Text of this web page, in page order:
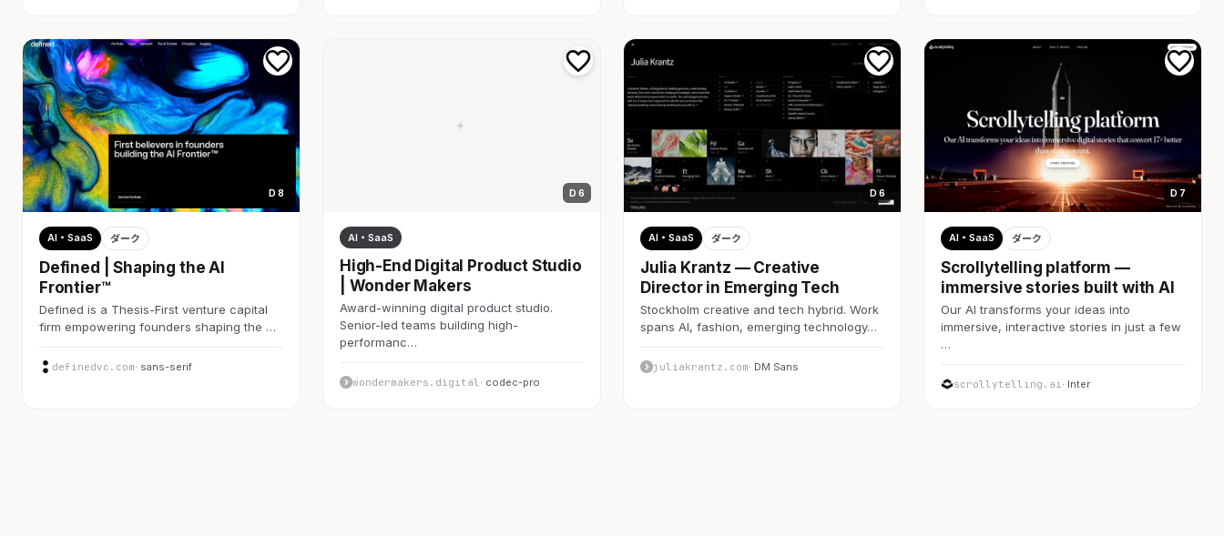
D 8
AI・SaaS ダーク
Defined | Shaping the AI
Frontier™
Defined is a Thesis-First venture capital
firm empowering founders shaping the …
definedvc.com· sans-serif
D 6
AI・SaaS
High-End Digital Product Studio
| Wonder Makers
Award-winning digital product studio.
Senior-led teams building high-
performanc…
wondermakers.digital · codec-pro
D 6
AI・SaaS ダーク
Julia Krantz — Creative
Director in Emerging Tech
Stockholm creative and tech hybrid. Work
spans AI, fashion, emerging technology…
juliakrantz.com· DM Sans
D 7
AI・SaaS ダーク
Scrollytelling platform —
immersive stories built with AI
Our AI transforms your ideas into
immersive, interactive stories in just a few
…
scrollytelling.ai · Inter